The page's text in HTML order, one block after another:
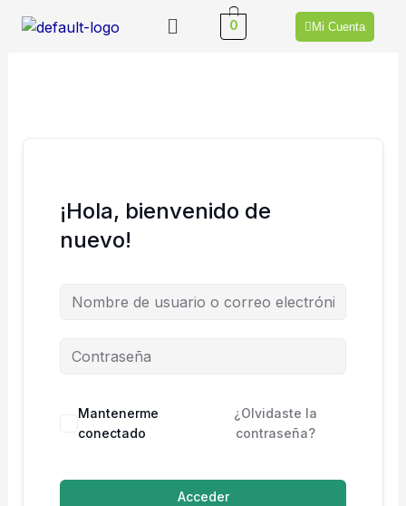
Menú 0 Mi Cuenta
¡Hola, bienvenido de
nuevo!
Mantenerme
conectado
¿Olvidaste la
contraseña?
Acceder